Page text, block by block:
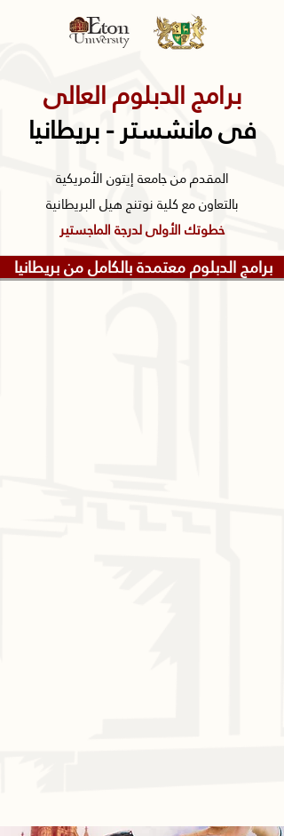
برامج الدبلوم العالى
فى مانشستر - بريطانيا
المقدم من جامعة إيتون الأمريكية
بالتعاون مع كلية نوتنج هيل البريطانية
خطوتك الأولى لدرجة الماجستير
برامج الدبلوم معتمدة بالكامل من بريطانيا